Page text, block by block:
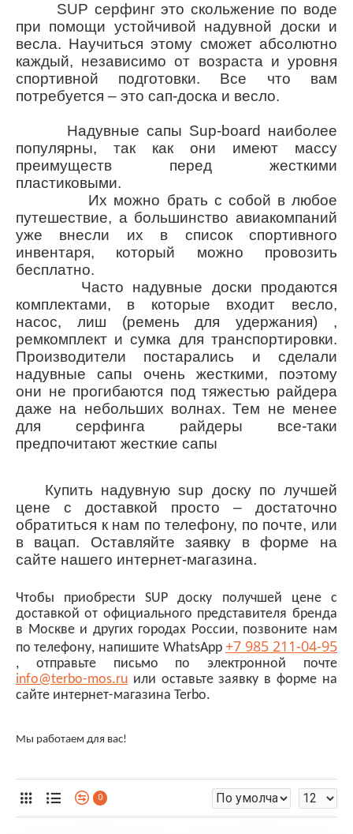
SUP серфинг это скольжение по воде
при помощи устойчивой надувной доски и
весла. Научиться этому сможет абсолютно
каждый, независимо от возраста и уровня
спортивной подготовки. Все что вам
потребуется – это сап-доска и весло.
Надувные сапы Sup-board наиболее
популярны, так как они имеют массу
преимуществ перед жесткими
пластиковыми.
Их можно брать с собой в любое
путешествие, а большинство авиакомпаний
уже внесли их в список спортивного
инвентаря, который можно провозить
бесплатно.
Часто надувные доски продаются
комплектами, в которые входит весло,
насос, лиш (ремень для удержания) ,
ремкомплект и сумка для транспортировки.
Производители постарались и сделали
надувные сапы очень жесткими, поэтому
они не прогибаются под тяжестью райдера
даже на небольших волнах. Тем не менее
для серфинга райдеры все-таки
предпочитают жесткие сапы
Купить надувную sup доску по лучшей
цене с доставкой просто – достаточно
обратиться к нам по телефону, по почте, или
в вацап. Оставляйте заявку в форме на
сайте нашего интернет-магазина.
Чтобы приобрести SUP доску получшей цене с
доставкой от официального представителя бренда
в Москве и других городах России, позвоните нам
по телефону, напишите WhatsApp +7 985 211-04-95
, отправьте письмо по электронной почте
info@terbo-mos.ru или оставьте заявку в форме на
сайте интернет-магазина Terbo.
Мы работаем для вас!
0